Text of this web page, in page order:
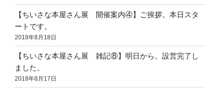
【ちいさな本屋さん展 開催案内④】ご挨拶。本日スタ
ートです。
2018年8月18日
【ちいさな本屋さん展 雑記⑧】明日から。設営完了し
ました。
2018年8月17日